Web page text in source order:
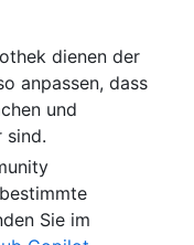
dienen der
anpassen, dass
und
sind.
Sie im